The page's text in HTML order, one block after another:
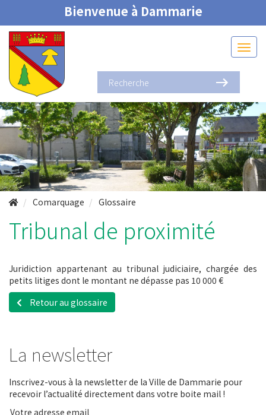
Bienvenue à Dammarie
Comarquage Glossaire
Tribunal de proximité
Juridiction appartenant au tribunal judiciaire, chargée des
petits litiges dont le montant ne dépasse pas 10 000 €
Retour au glossaire
La newsletter
Inscrivez-vous à la newsletter de la Ville de Dammarie pour
recevoir l’actualité directement dans votre boite mail !